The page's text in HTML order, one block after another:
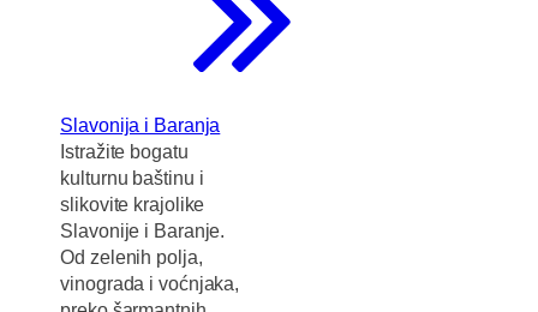
Slavonija i Baranja
Istražite bogatu
kulturnu baštinu i
slikovite krajolike
Slavonije i Baranje.
Od zelenih polja,
vinograda i voćnjaka,